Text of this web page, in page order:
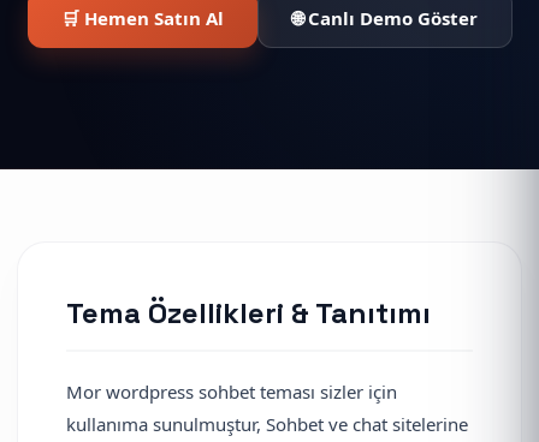
🛒 Hemen Satın Al 🌐 Canlı Demo Göster
Tema Özellikleri & Tanıtımı
Mor wordpress sohbet teması sizler için
kullanıma sunulmuştur, Sohbet ve chat sitelerine